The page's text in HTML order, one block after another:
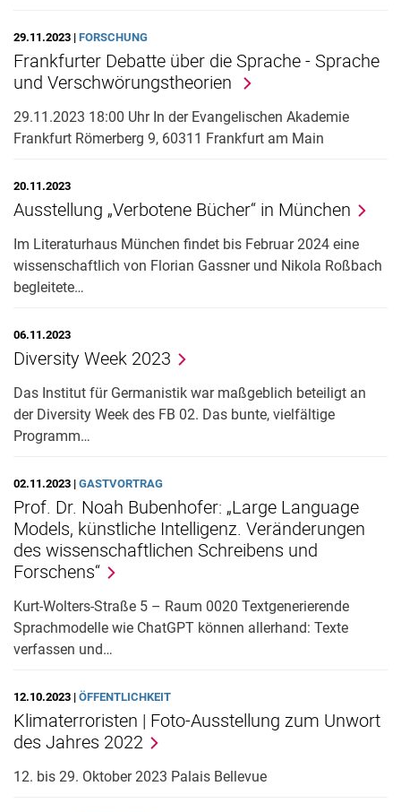
29.11.2023 | FORSCHUNG
Frankfurter Debatte über die Sprache - Sprache
und Verschwörungstheorien
29.11.2023 18:00 Uhr In der Evangelischen Akademie
Frankfurt Römerberg 9, 60311 Frankfurt am Main
20.11.2023
Ausstellung „Verbotene Bücher“ in München
Im Literaturhaus München findet bis Februar 2024 eine
wissenschaftlich von Florian Gassner und Nikola Roßbach
begleitete…
06.11.2023
Diversity Week 2023
Das Institut für Germanistik war maßgeblich beteiligt an
der Diversity Week des FB 02. Das bunte, vielfältige
Programm…
02.11.2023 | GASTVORTRAG
Prof. Dr. Noah Bubenhofer: „Large Language
Models, künstliche Intelligenz. Veränderungen
des wissenschaftlichen Schreibens und
Forschens“
Kurt-Wolters-Straße 5 – Raum 0020 Textgenerierende
Sprachmodelle wie ChatGPT können allerhand: Texte
verfassen und…
12.10.2023 | ÖFFENTLICHKEIT
Klimaterroristen | Foto-Ausstellung zum Unwort
des Jahres 2022
12. bis 29. Oktober 2023 Palais Bellevue